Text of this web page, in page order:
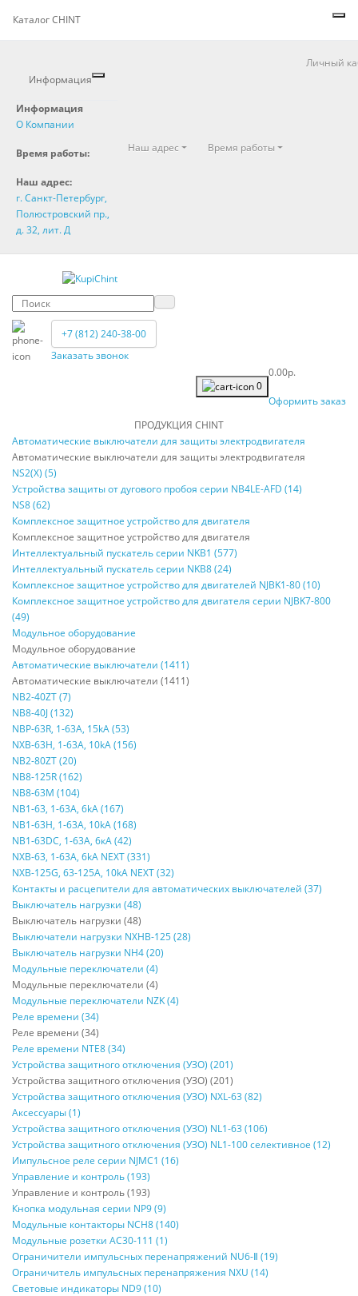
Каталог CHINT
Информация
Информация
О Компании
Время работы:
Наш адрес:
г. Санкт-Петербург,
Полюстровский пр.,
д. 32, лит. Д
Наш адрес Время работы
Личный
+7 (812) 240-38-00
Заказать звонок
0
0.00р.
Оформить заказ
ПРОДУКЦИЯ CHINT
Автоматические выключатели для защиты электродвигателя
Автоматические выключатели для защиты электродвигателя
NS2(X) (5)
Устройства защиты от дугового пробоя серии NB4LE-AFD (14)
NS8 (62)
Комплексное защитное устройство для двигателя
Комплексное защитное устройство для двигателя
Интеллектуальный пускатель серии NKB1 (577)
Интеллектуальный пускатель серии NKB8 (24)
Комплексное защитное устройство для двигателей NJBK1-80 (10)
Комплексное защитное устройство для двигателя серии NJBK7-800
(49)
Модульное оборудование
Модульное оборудование
Автоматические выключатели (1411)
Автоматические выключатели (1411)
NB2-40ZT (7)
NB8-40J (132)
NBP-63R, 1-63A, 15kA (53)
NXB-63H, 1-63A, 10kA (156)
NB2-80ZT (20)
NB8-125R (162)
NB8-63М (104)
NB1-63, 1-63А, 6kA (167)
NB1-63H, 1-63А, 10kA (168)
NB1-63DC, 1-63А, 6кА (42)
NXB-63, 1-63А, 6kA NEXT (331)
NXB-125G, 63-125А, 10kA NEXT (32)
Контакты и расцепители для автоматических выключателей (37)
Выключатель нагрузки (48)
Выключатель нагрузки (48)
Выключатели нагрузки NXHB-125 (28)
Выключатель нагрузки NH4 (20)
Модульные переключатели (4)
Модульные переключатели (4)
Модульные переключатели NZK (4)
Реле времени (34)
Реле времени (34)
Реле времени NTE8 (34)
Устройства защитного отключения (УЗО) (201)
Устройства защитного отключения (УЗО) (201)
Устройства защитного отключения (УЗО) NXL-63 (82)
Аксессуары (1)
Устройства защитного отключения (УЗО) NL1-63 (106)
Устройства защитного отключения (УЗО) NL1-100 селективное (12)
Импульсное реле серии NJMC1 (16)
Управление и контроль (193)
Управление и контроль (193)
Кнопка модульная серии NP9 (9)
Модульные контакторы NCH8 (140)
Модульные розетки AC30-111 (1)
Ограничители импульсных перенапряжений NU6-Ⅱ (19)
Ограничитель импульсных перенапряжения NXU (14)
Световые индикаторы ND9 (10)